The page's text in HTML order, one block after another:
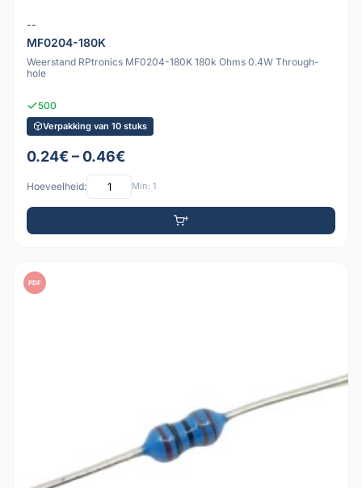
--
MF0204-180K
Weerstand RPtronics MF0204-180K 180k Ohms 0.4W Through-
hole
500
Verpakking van 10 stuks
0.24€ – 0.46€
Hoeveelheid: Min: 1
PDF